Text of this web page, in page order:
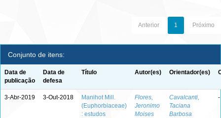
Anterior 1 Próximo
Conjunto de itens:
Data de
publicação
Data de
defesa
Título Autor(es) Orientador(es)
3-Abr-2019 3-Out-2018
Manihot Mill.
(Euphorbiaceae)
: estudos
Flores,
Jeronimo
Moises
Cavalcanti,
Taciana
Barbosa
-